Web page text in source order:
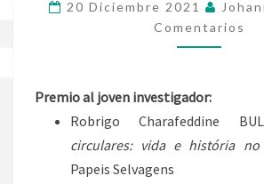
20 Diciembre 2021
Comentarios
Premio al joven investigador:
Robrigo Charafeddine
circulares: vida e história
Papeis Selvagens